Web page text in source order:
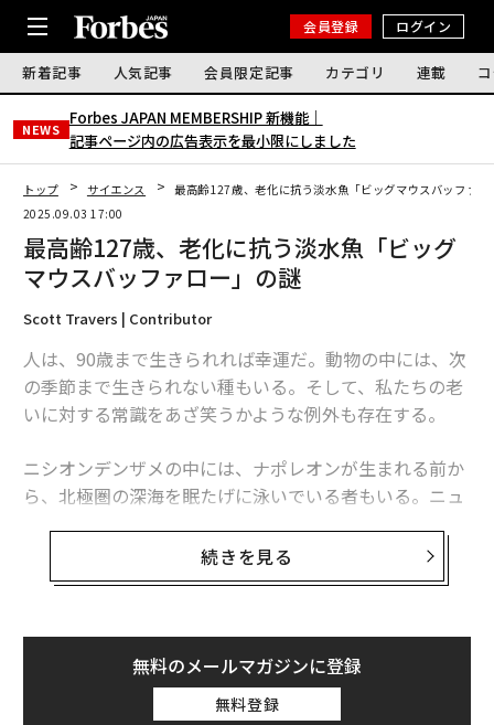
会員登録 ログイン
新着記事 人気記事 会員限定記事 カテゴリ 連載
NEWS
Forbes JAPAN MEMBERSHIP 新機能｜
記事ページ内の広告表示を最小限にしました
トップ サイエンス
最高齢127歳、老化に抗う淡水魚「ビッグマウスバッファロ
2025.09.03 17:00
最高齢127歳、老化に抗う淡水魚「ビッグ
マウスバッファロー」の謎
Scott Travers | Contributor
人は、90歳まで生きられれば幸運だ。動物の中には、次
の季節まで生きられない種もいる。そして、私たちの老
いに対する常識をあざ笑うかような例外も存在する。
ニシオンデンザメの中には、ナポレオンが生まれる前か
ら、北極圏の深海を眠たげに泳いでいる者もいる。ニュ
爬虫類の生き残りだが、研究者の世代を超えて生き延び
ることもある（寿命は100年以上とも言われている）。
しかし、こうした長寿の生き物の中でも、北米のある淡
水魚は、まるで別世界の生き物のように感じられる。
続きを見る
無料のメールマガジンに登録
無料登録